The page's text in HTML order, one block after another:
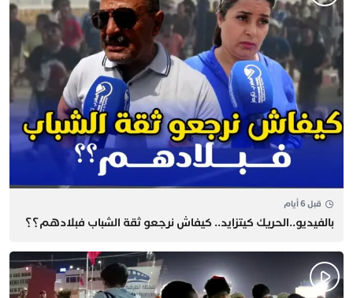
قبل 6 أيام
بالفيديو..الحريك كيتزايد.. كيفاش نرجعو ثقة الشباب فبلادهم؟؟